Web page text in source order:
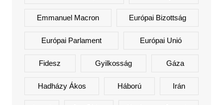
Emmanuel Macron Európai Bizottság
Európai Parlament Európai Unió
Fidesz Gyilkosság Gáza
Hadházy Ákos Háború Irán